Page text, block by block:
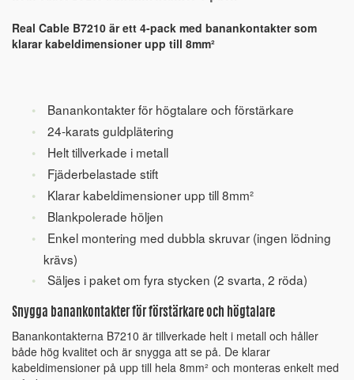
Real Cable B7210 är ett 4-pack med banankontakter som
klarar kabeldimensioner upp till 8mm²
Banankontakter för högtalare och förstärkare
24-karats guldplätering
Helt tillverkade i metall
Fjäderbelastade stift
Klarar kabeldimensioner upp till 8mm²
Blankpolerade höljen
Enkel montering med dubbla skruvar (ingen lödning
krävs)
Säljes i paket om fyra stycken (2 svarta, 2 röda)
Snygga banankontakter för förstärkare och högtalare
Banankontakterna B7210 är tillverkade helt i metall och håller
både hög kvalitet och är snygga att se på. De klarar
kabeldimensioner på upp till hela 8mm² och monteras enkelt med